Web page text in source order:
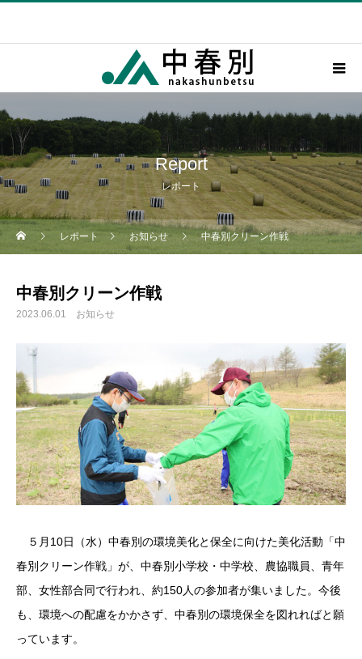
Report
レポート
レポート お知らせ 中春別クリーン作戦
中春別クリーン作戦
2023.06.01 お知らせ
５月10日（水）中春別の環境美化と保全に向けた美化活動「中
春別クリーン作戦」が、中春別小学校・中学校、農協職員、青年
部、女性部合同で行われ、約150人の参加者が集いました。今後
も、環境への配慮をかかさず、中春別の環境保全を図れればと願
っています。